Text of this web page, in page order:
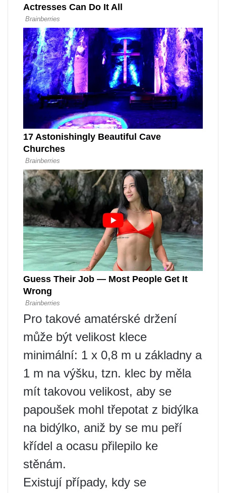
Pro takové amatérské držení
může být velikost klece
minimální: 1 x 0,8 m u základny a
1 m na výšku, tzn. klec by měla
mít takovou velikost, aby se
papoušek mohl třepotat z bidýlka
na bidýlko, aniž by se mu peří
křídel a ocasu přilepilo ke
stěnám.
Existují případy, kdy se